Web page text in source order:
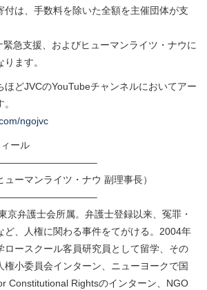
付は、手数料を除いた全額を主催団体が支
急支援、およびヒューマンライツ・ナウに
ます。
ほどJVCのYouTubeチャンネルにおいてアー
ngojvc
ール
ーマンライツ・ナウ 副理事長）
弁護士会所属。弁護士登録以来、冤罪・
ど、人権に関わる事件をてがける。2004年
ロースクール客員研究員として留学、その
権小委員会インターン、ニューヨークで国
Constitutional Rightsのインターン、NGO